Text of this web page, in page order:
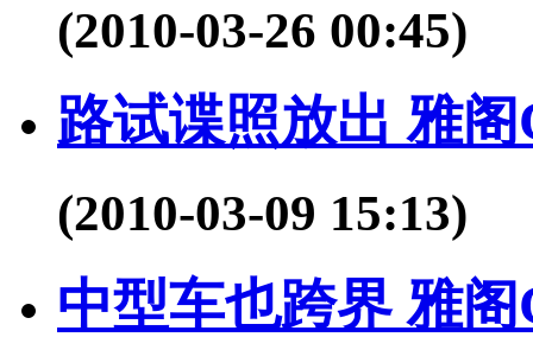
(2010-03-26 00:45)
路试谍照放出 雅
(2010-03-09 15:13)
中型车也跨界 雅